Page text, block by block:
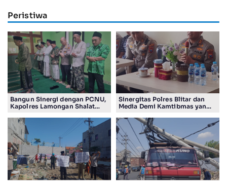
Peristiwa
Bangun Sinergi dengan PCNU,
Kapolres Lamongan Shalat
Pengurus
Sinergitas Polres Blitar dan
Media Demi Kamtibmas yang